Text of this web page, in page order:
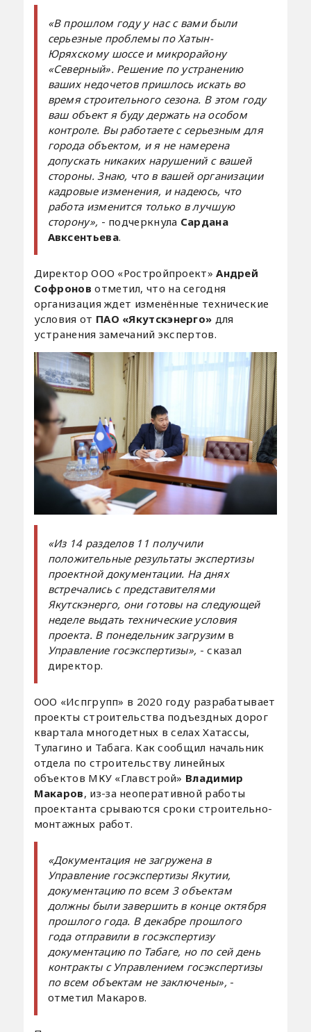
«В прошлом году у нас с вами были
серьезные проблемы по Хатын-
Юряхскому шоссе и микрорайону
«Северный». Решение по устранению
ваших недочетов пришлось искать во
время строительного сезона. В этом году
ваш объект я буду держать на особом
контроле. Вы работаете с серьезным для
города объектом, и я не намерена
допускать никаких нарушений с вашей
стороны. Знаю, что в вашей организации
кадровые изменения, и надеюсь, что
работа изменится только в лучшую
сторону», - подчеркнула Сардана
Авксентьева.
Директор ООО «Ростройпроект»Андрей
Софронов отметил, что на сегодня
организация ждет изменённые технические
условия от ПАО «Якутскэнерго» для
устранения замечаний экспертов.
«Из 14 разделов 11 получили
положительные результаты экспертизы
проектной документации. На днях
встречались с представителями
Якутскэнерго, они готовы на следующей
неделе выдать технические условия
проекта. В понедельник загрузимв
Управление госэкспертизы», - сказал
директор.
ООО «Испгрупп» в 2020 году разрабатывает
проекты строительства подъездных дорог
квартала многодетных в селах Хатассы,
Тулагино и Табага. Как сообщил начальник
отдела по строительству линейных
объектов МКУ «Главстрой» Владимир
Макаров, из-за неоперативной работы
проектанта срываются сроки строительно-
монтажных работ.
«Документация не загружена в
Управление госэкспертизы Якутии,
документацию по всем 3 объектам
должны были завершить в конце октября
прошлого года. В декабре прошлого
года отправили в госэкспертизу
документацию по Табаге, но по сей день
контракты с Управлением госэкспертизы
по всем объектам не заключены», -
отметил Макаров.